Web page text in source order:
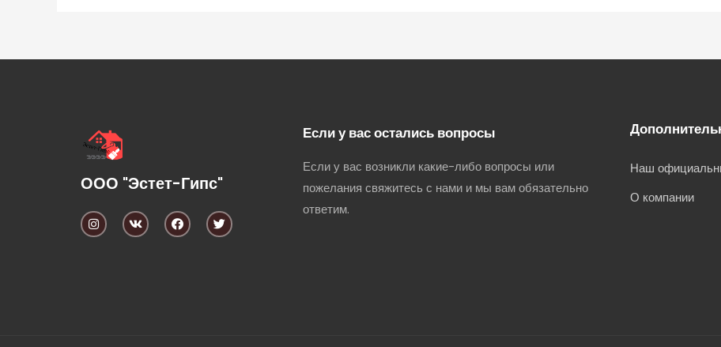
ООО "Эстет-Гипс"
Если у вас остались вопросы
Если у вас возникли какие-либо вопросы или
пожелания свяжитесь с нами и мы вам обязательно
ответим.
Наш
О компании